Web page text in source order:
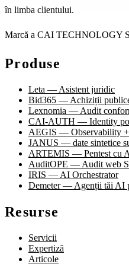
în limba clientului.
Marcă a CAI TECHNOLOGY
Produse
Leta — Asistent juridic
Bid365 — Achiziții
Lexnomia — Audit
CAI-AUTH — Identity
AEGIS — Observability +
JANUS — date sintetice
ARTEMIS — Pentest cu
AuditOPE — Audit web
IRIS — AI Orchestrator
Demeter — Agenții tăi AI
Resurse
Servicii
Expertiză
Articole